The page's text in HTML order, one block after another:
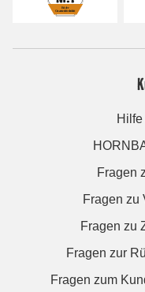
Fragen
Fragen zu
Fragen zu
Fragen zur
Fragen zum